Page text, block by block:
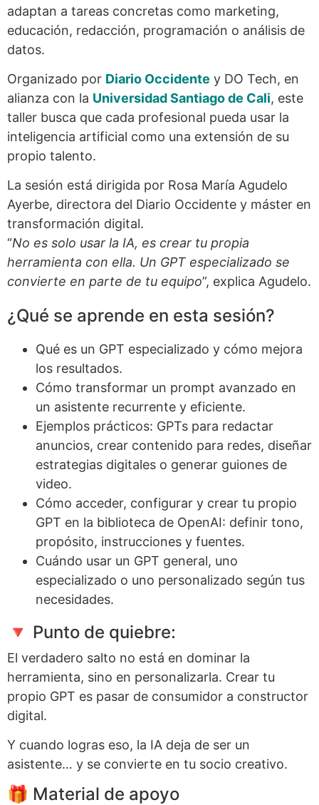
adaptan a tareas concretas como marketing,
educación, redacción, programación o análisis de
datos.
Organizado por Diario Occidente y DO Tech, en
alianza con la Universidad Santiago de Cali, este
taller busca que cada profesional pueda usar la
inteligencia artificial como una extensión de su
propio talento.
La sesión está dirigida por Rosa María Agudelo
Ayerbe, directora del Diario Occidente y máster en
transformación digital.
“No es solo usar la IA, es crear tu propia
herramienta con ella. Un GPT especializado se
convierte en parte de tu equipo”, explica Agudelo.
¿Qué se aprende en esta sesión?
Qué es un GPT especializado y cómo mejora
los resultados.
Cómo transformar un prompt avanzado en
un asistente recurrente y eficiente.
Ejemplos prácticos: GPTs para redactar
anuncios, crear contenido para redes, diseñar
estrategias digitales o generar guiones de
video.
Cómo acceder, configurar y crear tu propio
GPT en la biblioteca de OpenAI: definir tono,
propósito, instrucciones y fuentes.
Cuándo usar un GPT general, uno
especializado o uno personalizado según tus
necesidades.
🔻 Punto de quiebre:
El verdadero salto no está en dominar la
herramienta, sino en personalizarla. Crear tu
propio GPT es pasar de consumidor a constructor
digital.
Y cuando logras eso, la IA deja de ser un
asistente… y se convierte en tu socio creativo.
🎁 Material de apoyo